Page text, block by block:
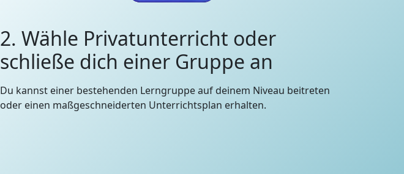
2. Wähle Privatunterricht oder
schließe dich einer Gruppe an
Du kannst einer bestehenden Lerngruppe auf deinem Niveau beitreten
oder einen maßgeschneiderten Unterrichtsplan erhalten.